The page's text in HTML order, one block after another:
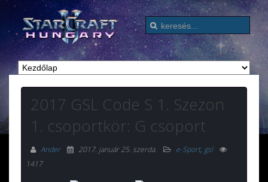
2017 GSL Code S 1. Szezon
1. csoportkör: G csoport
Ander 2017. január 25. szerda. e-Sport, gsl
1417